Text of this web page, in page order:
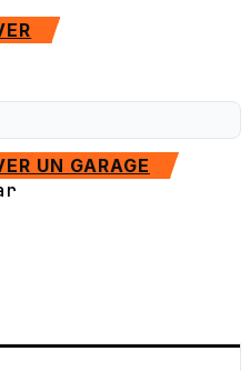
UN GARAGE